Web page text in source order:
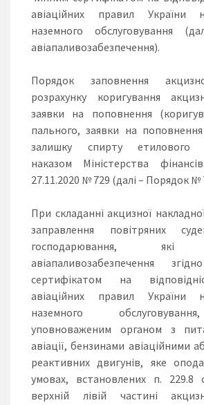
авіаційних правил України
наземного обслуговування
авіапаливозабезпечення).
Порядок заповнення
розрахунку коригування
заявки на поповнення
пального, заявки на
залишку спирту етилового
наказом Міністерства
27.11.2020 № 729 (далі – Порядок №
При складанні акцизної
заправлення повітряних
господарювання, які
авіапаливозабезпечення
сертифікатом на
авіаційних правил України
наземного
уповноваженим органом з
авіації, бензинами авіаційними
реактивних двигунів, яке
умовах, встановлених п.
верхній лівій частині